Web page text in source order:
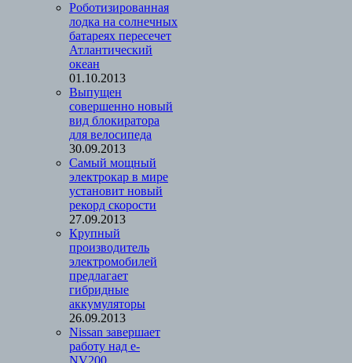
Роботизированная
лодка на солнечных
батареях пересечет
Атлантический
океан
01.10.2013
Выпущен
совершенно новый
вид блокиратора
для велосипеда
30.09.2013
Cамый мощный
электрокар в мире
установит новый
рекорд скорости
27.09.2013
Крупный
производитель
электромобилей
предлагает
гибридные
аккумуляторы
26.09.2013
Nissan завершает
работу над e-